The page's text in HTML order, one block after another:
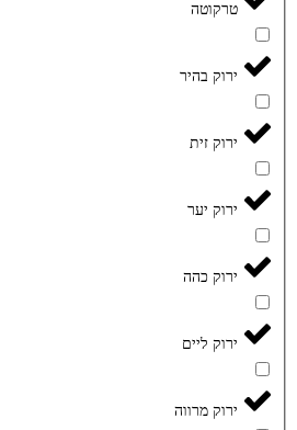
טרקוטה
ירוק בהיר
ירוק זית
ירוק יער
ירוק כהה
ירוק ליים
ירוק מרווה